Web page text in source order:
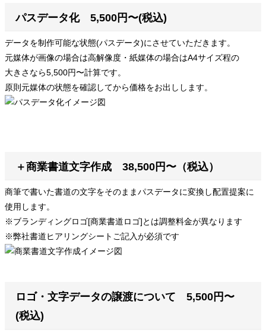
パスデータ化 5,500円〜(税込)
データを制作可能な状態(パスデータ)にさせていただきます。
元媒体が画像の場合は高解像度・紙媒体の場合はA4サイズ程の
大きさなら5,500円〜計算です。
原則元媒体の状態を確認してから価格をお出しします。
＋商業書道文字作成 38,500円〜（税込）
商筆で書いた書道の文字をそのままパスデータに変換し配置提案に
使用します。
※ブランディングロゴ[商業書道ロゴ]とは調整料金が異なります
※弊社書道ヒアリングシートご記入が必須です
ロゴ・文字データの譲渡について 5,500円〜
(税込)